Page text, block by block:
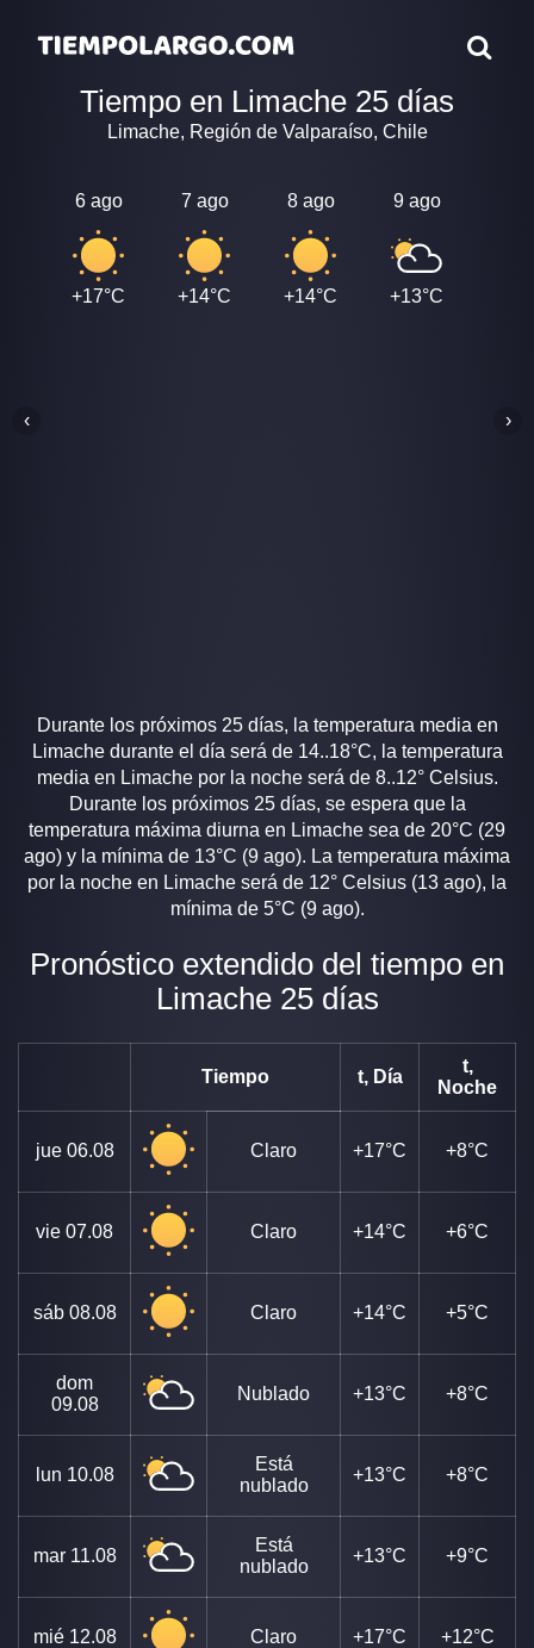
Tiempo en Limache 25 días
Limache, Región de Valparaíso, Chile
6 ago
+17°C
7 ago
+14°C
8 ago
+14°C
9 ago
+13°C
‹ ›
Durante los próximos 25 días, la temperatura media en
Limache durante el día será de 14..18°C, la temperatura
media en Limache por la noche será de 8..12° Celsius.
Durante los próximos 25 días, se espera que la
temperatura máxima diurna en Limache sea de 20°C (29
ago) y la mínima de 13°C (9 ago). La temperatura máxima
por la noche en Limache será de 12° Celsius (13 ago), la
mínima de 5°C (9 ago).
Pronóstico extendido del tiempo en
Limache 25 días
Tiempo t, Día
t,
Noche
jue 06.08 Claro +17°C +8°C
vie 07.08 Claro +14°C +6°C
sáb 08.08 Claro +14°C +5°C
dom
09.08
Nublado +13°C +8°C
lun 10.08
Está
nublado
+13°C +8°C
mar 11.08
Está
nublado
+13°C +9°C
mié 12.08 Claro +17°C +12°C